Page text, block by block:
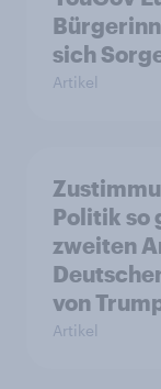
sich
Artikel
Politik so
zweiten
von
Artikel